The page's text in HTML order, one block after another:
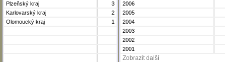
Plzeňský kraj
3
Karlovarský kraj
2
Olomoucký kraj
1
2006
2005
2004
2003
2002
2001
Zobrazit další